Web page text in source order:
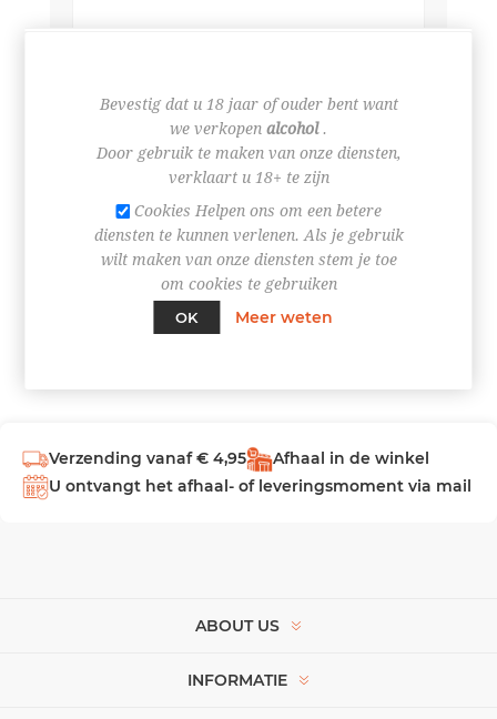
Wachtwoord vergeten?
INLOGGEN
Verzending vanaf € 4,95
Afhaal in de winkel
U ontvangt het afhaal- of leveringsmoment via mail
ABOUT US
INFORMATIE
Bevestig dat u 18 jaar of ouder bent want
we verkopen alcohol.
Door gebruik te maken van onze diensten,
verklaart u 18+ te zijn
Cookies Helpen ons om een betere
diensten te kunnen verlenen. Als je gebruik
wilt maken van onze diensten stem je toe
om cookies te gebruiken
OK
Meer weten